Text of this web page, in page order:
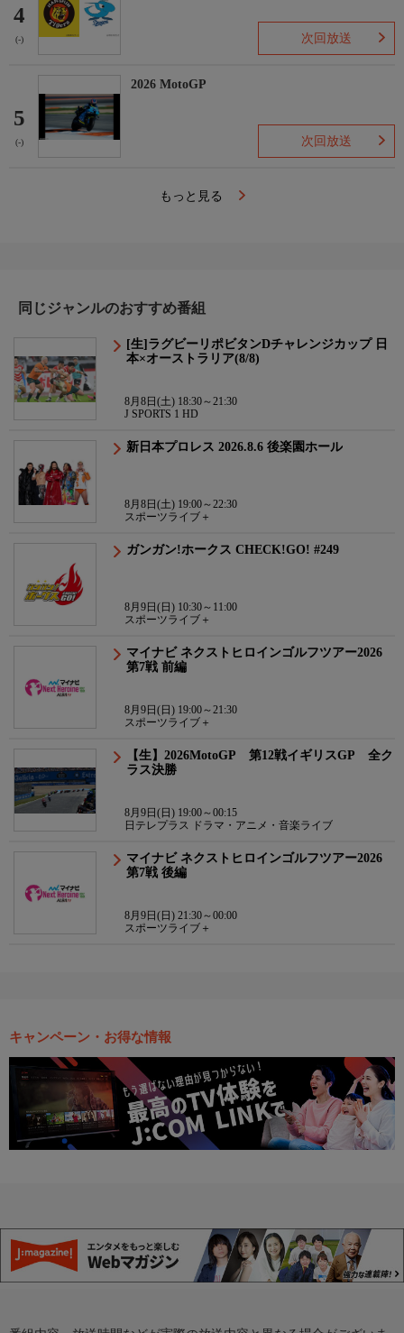
4
(-) 次回放送
5
(-)
2026 MotoGP
次回放送
もっと見る
同じジャンルのおすすめ番組
[生]ラグビーリポビタンDチャレンジカップ 日
本×オーストラリア(8/8)
8月8日(土) 18:30～21:30
J SPORTS 1 HD
新日本プロレス 2026.8.6 後楽園ホール
8月8日(土) 19:00～22:30
スポーツライブ＋
ガンガン!ホークス CHECK!GO! #249
8月9日(日) 10:30～11:00
スポーツライブ＋
マイナビ ネクストヒロインゴルフツアー2026
第7戦 前編
8月9日(日) 19:00～21:30
スポーツライブ＋
【生】2026MotoGP 第12戦イギリスGP 全ク
ラス決勝
8月9日(日) 19:00～00:15
日テレプラス ドラマ・アニメ・音楽ライブ
マイナビ ネクストヒロインゴルフツアー2026
第7戦 後編
8月9日(日) 21:30～00:00
スポーツライブ＋
キャンペーン・お得な情報